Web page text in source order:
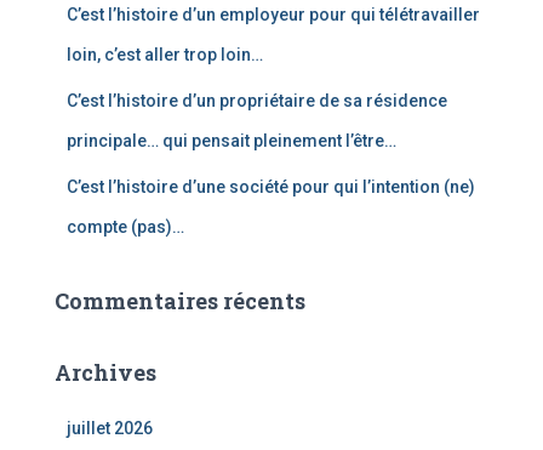
C’est l’histoire d’un employeur pour qui télétravailler
loin, c’est aller trop loin…
C’est l’histoire d’un propriétaire de sa résidence
principale… qui pensait pleinement l’être…
C’est l’histoire d’une société pour qui l’intention (ne)
compte (pas)…
Commentaires récents
Archives
juillet 2026